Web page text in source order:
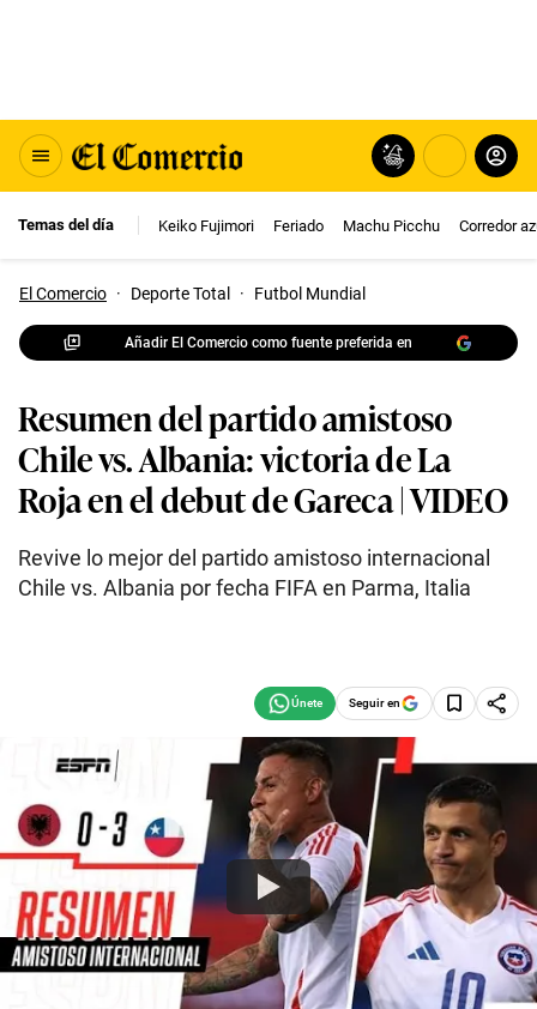
Temas del día Keiko Fujimori Feriado Machu Picchu Corredor
El Comercio · Deporte Total · Futbol Mundial
Añadir El Comercio como fuente preferida en
Resumen del partido amistoso
Chile vs. Albania: victoria de La
Roja en el debut de Gareca | VIDEO
Revive lo mejor del partido amistoso internacional
Chile vs. Albania por fecha FIFA en Parma, Italia
Seguir en